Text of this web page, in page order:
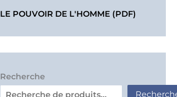
LE POUVOIR DE L'HOMME (PDF)
Recherche